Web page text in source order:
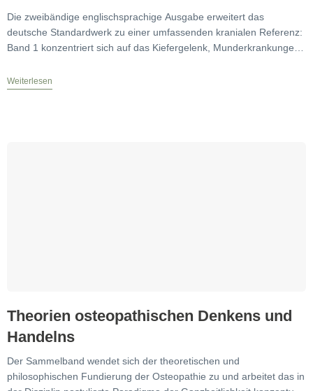
Die zweibändige englischsprachige Ausgabe erweitert das
deutsche Standardwerk zu einer umfassenden kranialen Referenz:
Band 1 konzentriert sich auf das Kiefergelenk, Munderkrankungen
Weiterlesen
Theorien osteopathischen Denkens und
Handelns
Der Sammelband wendet sich der theoretischen und
philosophischen Fundierung der Osteopathie zu und arbeitet das in